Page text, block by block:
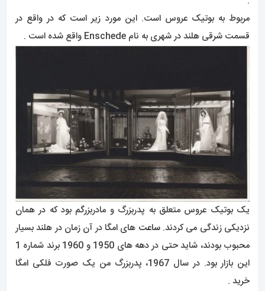
مربوط به بوتیک عروس است. این مورد زیر است که در واقع در
قسمت شرقی هلند در شهری به نام Enschede واقع شده است .
یک بوتیک عروس متعلق به پدربزرگ و مادربزرگم بود که در همان
نزدیکی زندگی می کردند.ساعت های امگا در آن زمان در هلند بسیار
محبوب بودند، شاید حتی در دهه های 1950 و 1960 برند شماره 1
این بازار بود. در سال 1967، پدربزرگ من یک صورت فلکی امگا
خرید .